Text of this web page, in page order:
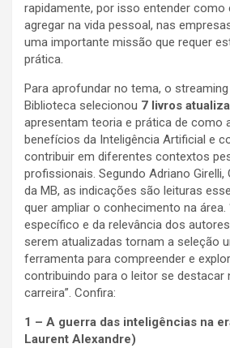
rapidamente, por isso entender como
agregar na vida pessoal, nas
uma importante missão que requer
prática.
Para aprofundar no tema, o
Biblioteca selecionou 7 livros
apresentam teoria e prática de como
benefícios da Inteligência Artificial e
contribuir em diferentes contextos
profissionais. Segundo Adriano Girelli,
da MB, as indicações são leituras
quer ampliar o conhecimento na área.
específico e da relevância dos
serem atualizadas tornam a seleção
ferramenta para compreender e
contribuindo para o leitor se destacar
carreira”. Confira:
1 – A guerra das inteligências na
Laurent Alexandre)